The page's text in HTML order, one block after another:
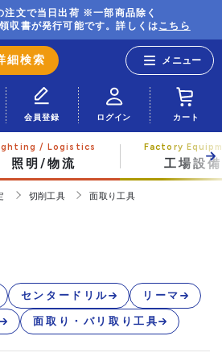
注文で当日出荷 ※一部商品除く
収書が発行可能です。詳しくはこちら
細検索
会員登録 ログイン カート
照明/物流 工場設備
切削工具 面取り工具
センタードリル リーマ
面取り・バリ取り工具